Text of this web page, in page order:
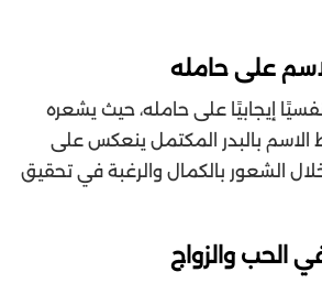
على حامله
نفسيًا إيجابيًا على حامله، حيث يشعره
الاسم بالبدر المكتمل ينعكس على
الشعور بالكمال والرغبة في تحقيق
الحب والزواج